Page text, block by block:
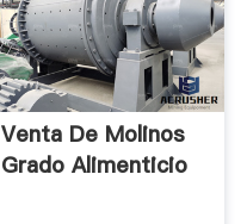
Venta De Molinos
Grado Alimenticio